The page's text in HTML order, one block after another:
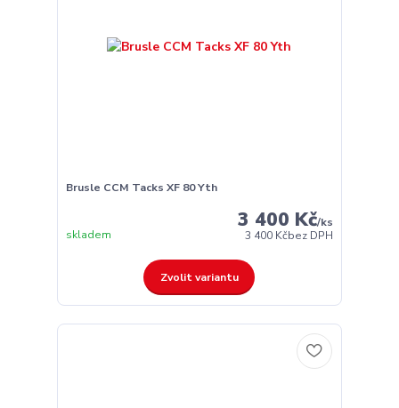
Brusle CCM Tacks XF 80 Yth
3 400 Kč/ks
3 400 Kčbez DPH
skladem
Zvolit variantu